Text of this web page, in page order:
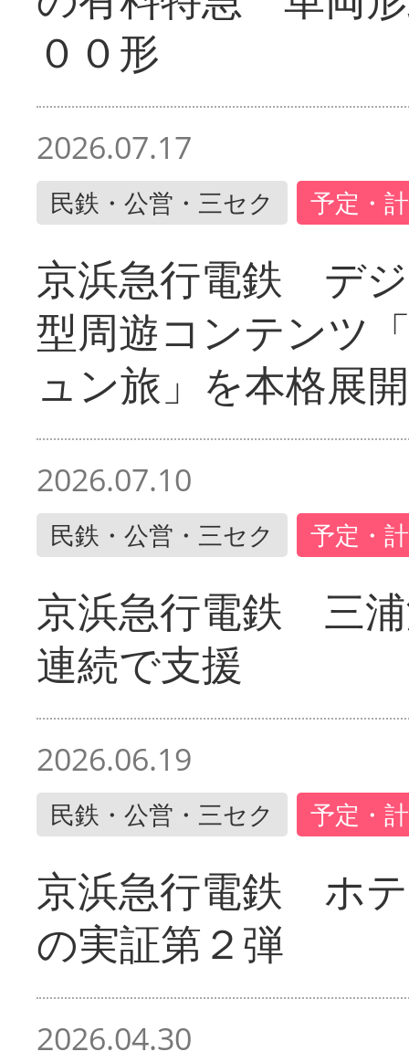
００形
2026.07.17
民鉄・公営・三セク 予定・
京浜急行電鉄 デ
型周遊コンテンツ
ュン旅」を本格展開
2026.07.10
民鉄・公営・三セク 予定・
京浜急行電鉄 三
連続で支援
2026.06.19
民鉄・公営・三セク 予定・
京浜急行電鉄 ホ
の実証第２弾
2026.04.30